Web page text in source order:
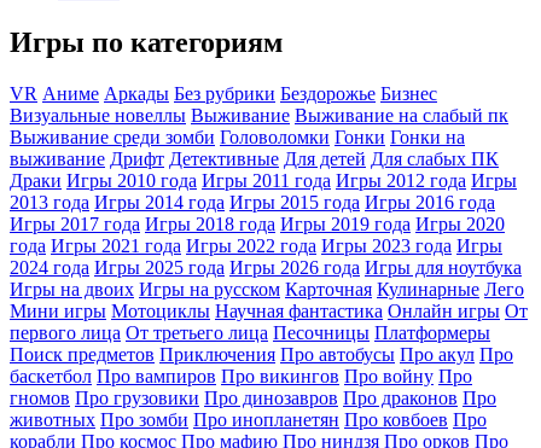
Игры по категориям
VR Аниме Аркады Без рубрики Бездорожье Бизнес
Визуальные новеллы Выживание Выживание на слабый пк
Выживание среди зомби Головоломки Гонки Гонки на
выживание Дрифт Детективные Для детей Для слабых ПК
Драки Игры 2010 года Игры 2011 года Игры 2012 года Игры
2013 года Игры 2014 года Игры 2015 года Игры 2016 года
Игры 2017 года Игры 2018 года Игры 2019 года Игры 2020
года Игры 2021 года Игры 2022 года Игры 2023 года Игры
2024 года Игры 2025 года Игры 2026 года Игры для ноутбука
Игры на двоих Игры на русском Карточная Кулинарные Лего
Мини игры Мотоциклы Научная фантастика Онлайн игры От
первого лица От третьего лица Песочницы Платформеры
Поиск предметов Приключения Про автобусы Про акул Про
баскетбол Про вампиров Про викингов Про войну Про
гномов Про грузовики Про динозавров Про драконов Про
животных Про зомби Про инопланетян Про ковбоев Про
корабли Про космос Про мафию Про ниндзя Про орков Про